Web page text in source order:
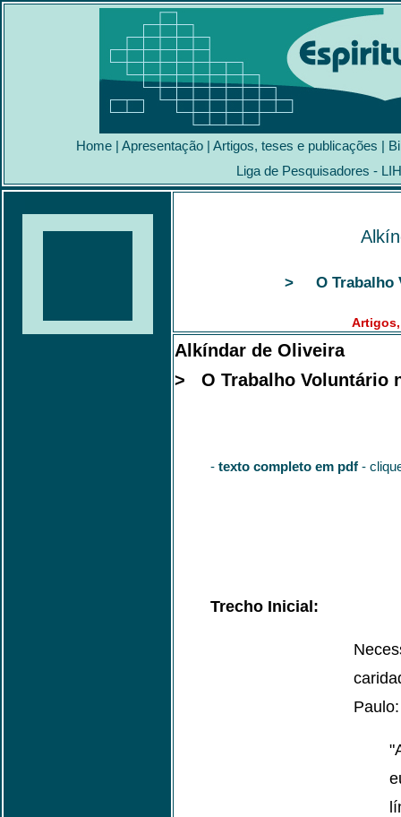
Home | Apresentação | Artigos, teses e publicações |
Liga de Pesquisadores -
> O Trabalho
Alkíndar de Oliveira
> O Trabalho Voluntário
- texto completo em pdf -
Trecho Inicial:
Paulo: